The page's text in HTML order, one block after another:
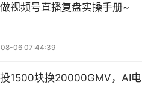
视频号直播复盘实操手册~
06 07:44:39
1500块换20000GMV，AI电